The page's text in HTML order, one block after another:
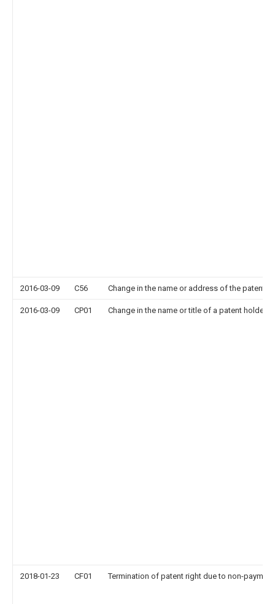
2016-03-09 C56 Change in the name or address of the patentee
2016-03-09 CP01 Change in the name or title of a patent holder
2018-01-23 CF01 Termination of patent right due to non-